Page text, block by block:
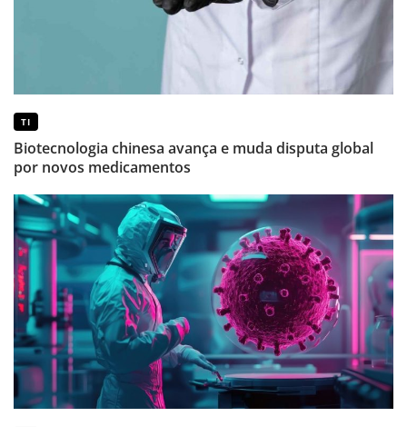
TI
Biotecnologia chinesa avança e muda disputa global
por novos medicamentos